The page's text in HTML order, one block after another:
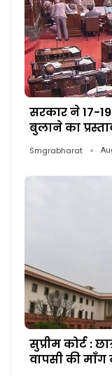
सरकार ने 17-
बुलाने का
Smgrabharat
सुप्रीम कोर्ट :
वापसी की माँग